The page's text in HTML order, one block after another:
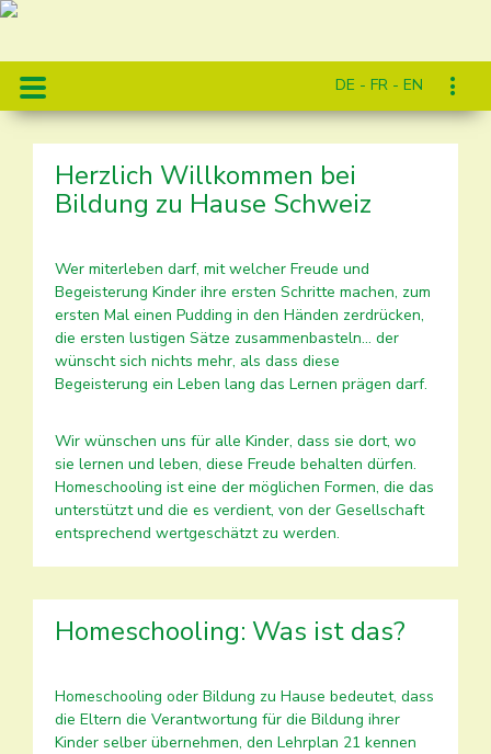
DE - FR - EN
Herzlich Willkommen bei
Bildung zu Hause Schweiz
Wer miterleben darf, mit welcher Freude und
Begeisterung Kinder ihre ersten Schritte machen, zum
ersten Mal einen Pudding in den Händen zerdrücken,
die ersten lustigen Sätze zusammenbasteln... der
wünscht sich nichts mehr, als dass diese
Begeisterung ein Leben lang das Lernen prägen darf.
Wir wünschen uns für alle Kinder, dass sie dort, wo
sie lernen und leben, diese Freude behalten dürfen.
Homeschooling ist eine der möglichen Formen, die das
unterstützt und die es verdient, von der Gesellschaft
entsprechend wertgeschätzt zu werden.
Homeschooling: Was ist das?
Homeschooling oder Bildung zu Hause bedeutet, dass
die Eltern die Verantwortung für die Bildung ihrer
Kinder selber übernehmen, den Lehrplan 21 kennen